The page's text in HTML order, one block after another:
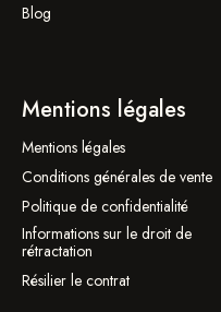
Blog
Mentions légales
Mentions légales
Conditions générales de vente
Politique de confidentialité
Informations sur le droit de
rétractation
Résilier le contrat